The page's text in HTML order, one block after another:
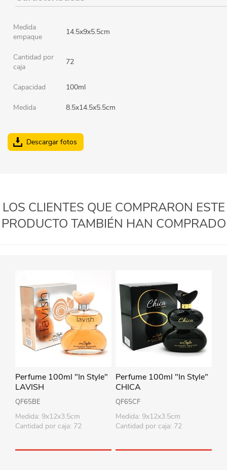
Medida
empaque
14.5x9x5.5cm
Cantidad por
caja
72
Capacidad 100ml
Medida 8.5x14.5x5.5cm
Descargar fotos
LOS CLIENTES QUE COMPRARON ESTE
PRODUCTO TAMBIÉN HAN COMPRADO
Perfume 100ml "In Style"
LAVISH
QF65BE
Medida: 9x12x3.5cm
Cantidad por caja: 72
Perfume 100ml "In Style"
CHICA
QF65CF
Medida: 9x12x3.5cm
Cantidad por caja: 72